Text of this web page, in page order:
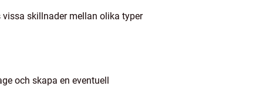
skillnader mellan olika typer
och skapa en eventuell